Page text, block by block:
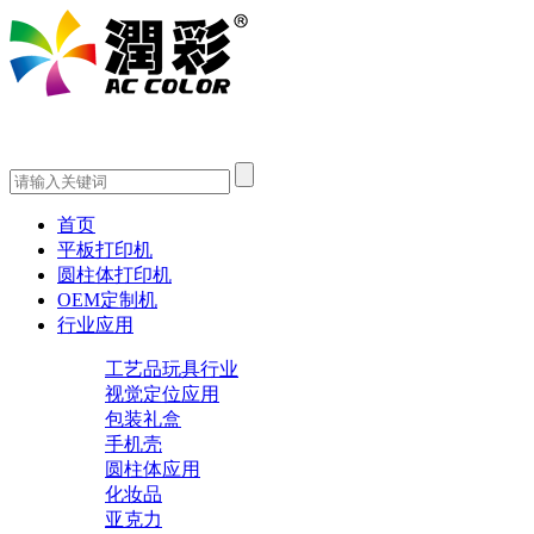
首页
平板打印机
圆柱体打印机
OEM定制机
行业应用
工艺品玩具行业
视觉定位应用
包装礼盒
手机壳
圆柱体应用
化妆品
亚克力